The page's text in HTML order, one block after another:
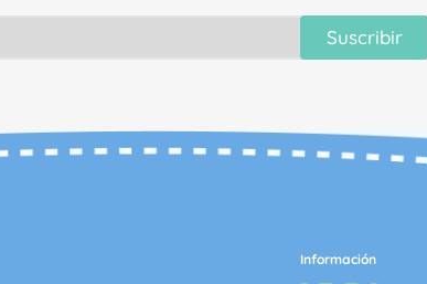
Suscribir
Información